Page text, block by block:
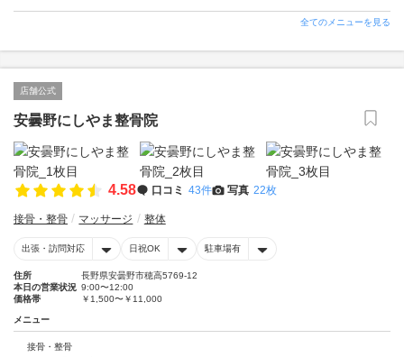
全てのメニューを見る
店舗公式
安曇野にしやま整骨院
4.58 口コミ 43件 写真 22枚
接骨・整骨 マッサージ 整体
出張・訪問対応 日祝OK 駐車場有
住所
長野県安曇野市穂高5769-12
本日の営業状況 9:00〜12:00
価格帯
￥1,500〜￥11,000
メニュー
接骨・整骨